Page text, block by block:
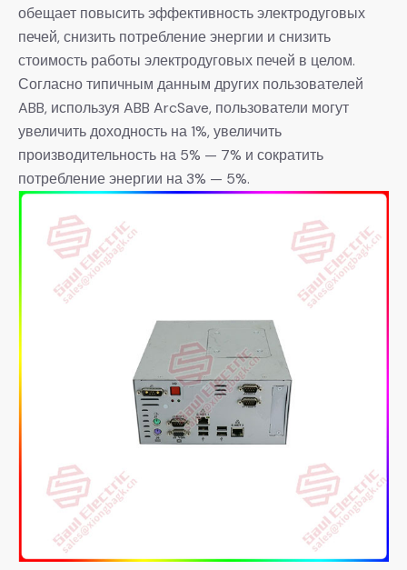
обещает повысить эффективность электродуговых
печей, снизить потребление энергии и снизить
стоимость работы электродуговых печей в целом.
Согласно типичным данным других пользователей
ABB, используя ABB ArcSave, пользователи могут
увеличить доходность на 1%, увеличить
производительность на 5% — 7% и сократить
потребление энергии на 3% — 5%.